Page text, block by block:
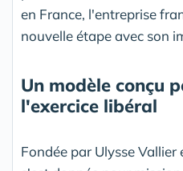
en France, l'entreprise
nouvelle étape avec son
Un modèle conçu
l'exercice libéral
Fondée par Ulysse Vallier